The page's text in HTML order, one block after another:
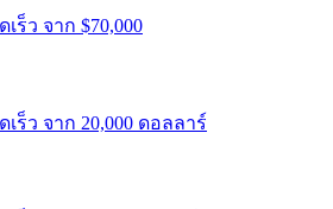
ร็ว จาก $70,000
ร็ว จาก 20,000 ดอลลาร์